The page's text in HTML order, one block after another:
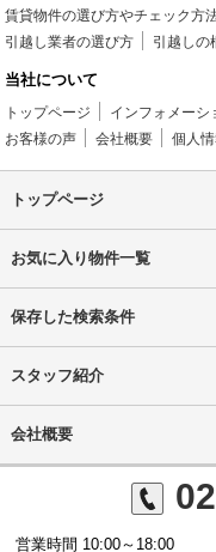
賃貸物件の選び方やチェック方
引越し業者の選び方
引越しの
当社について
トップページ インフォメーシ
お客様の声
会社概要 個人
トップページ
お気に入り物件一覧
保存した検索条件
スタッフ紹介
会社概要
営業時間 10:00～18:00